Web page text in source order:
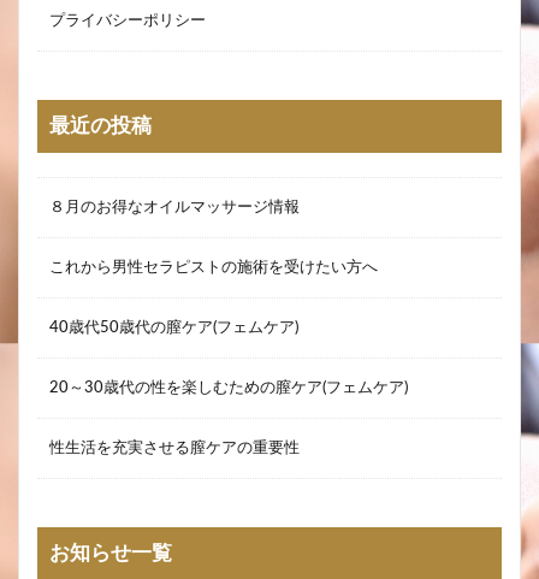
プライバシーポリシー
最近の投稿
８月のお得なオイルマッサージ情報
これから男性セラピストの施術を受けたい方へ
40歳代50歳代の膣ケア(フェムケア)
20～30歳代の性を楽しむための膣ケア(フェムケア)
性生活を充実させる膣ケアの重要性
お知らせ一覧